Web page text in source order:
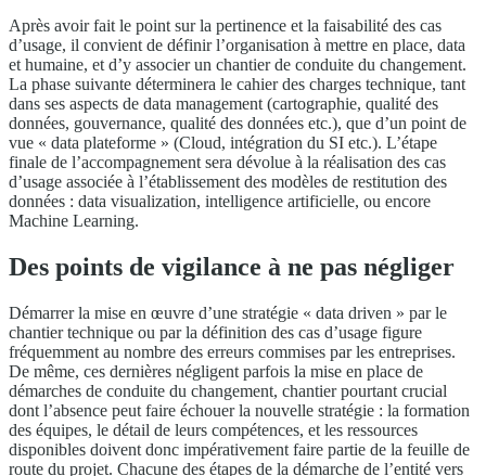
Après avoir fait le point sur la pertinence et la faisabilité des cas
d’usage, il convient de définir l’organisation à mettre en place, data
et humaine, et d’y associer un chantier de conduite du changement.
La phase suivante déterminera le cahier des charges technique, tant
dans ses aspects de data management (cartographie, qualité des
données, gouvernance, qualité des données etc.), que d’un point de
vue « data plateforme » (Cloud, intégration du SI etc.). L’étape
finale de l’accompagnement sera dévolue à la réalisation des cas
d’usage associée à l’établissement des modèles de restitution des
données : data visualization, intelligence artificielle, ou encore
Machine Learning.
Des points de vigilance à ne pas négliger
Démarrer la mise en œuvre d’une stratégie « data driven » par le
chantier technique ou par la définition des cas d’usage figure
fréquemment au nombre des erreurs commises par les entreprises.
De même, ces dernières négligent parfois la mise en place de
démarches de conduite du changement, chantier pourtant crucial
dont l’absence peut faire échouer la nouvelle stratégie : la formation
des équipes, le détail de leurs compétences, et les ressources
disponibles doivent donc impérativement faire partie de la feuille de
route du projet. Chacune des étapes de la démarche de l’entité vers